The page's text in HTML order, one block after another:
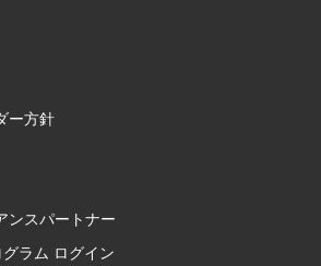
ー方針
ンスパートナー
ラム ログイン